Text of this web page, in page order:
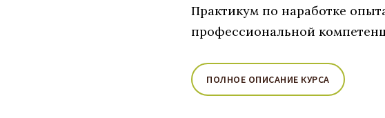
Практикум по наработке
профессиональной
ПОЛНОЕ ОПИСАНИЕ КУРСА